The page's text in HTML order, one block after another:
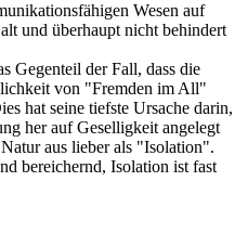
Wesen auf
und überhaupt nicht behindert
Gegenteil der Fall, dass die
von "Fremden im All"
hat seine tiefste Ursache darin,
her auf Geselligkeit angelegt
aus lieber als "Isolation".
bereichernd, Isolation ist fast